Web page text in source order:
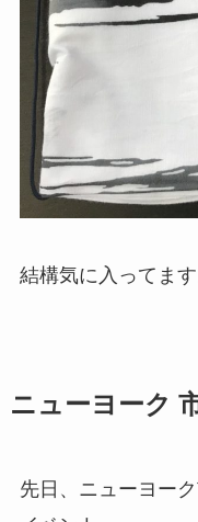
結構気に入ってます
ニューヨーク
先日、ニューヨー